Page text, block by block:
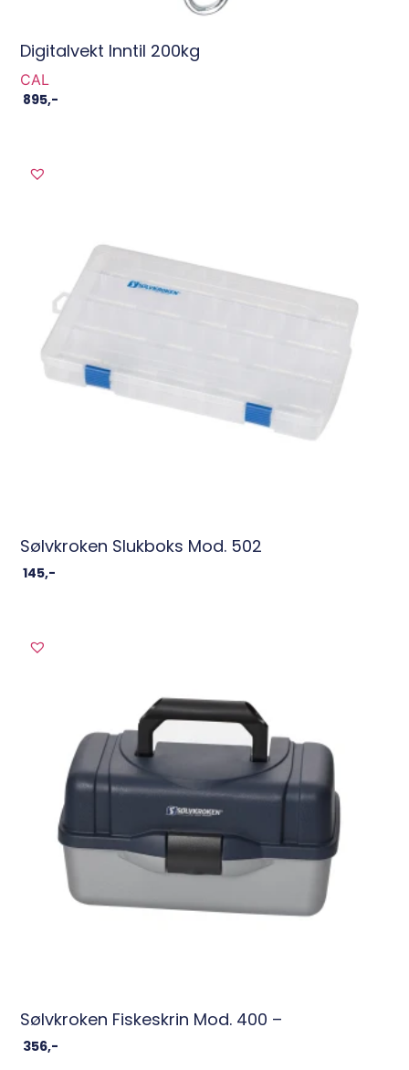
Digitalvekt Inntil 200kg
CAL
895,-
Sølvkroken Slukboks Mod. 502
145,-
Sølvkroken Fiskeskrin Mod. 400 –
356,-